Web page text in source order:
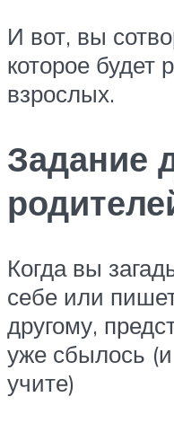
И вот, вы
которое будет
взрослых.
Задание
Когда вы
себе или
другому,
уже сбылось
учите)